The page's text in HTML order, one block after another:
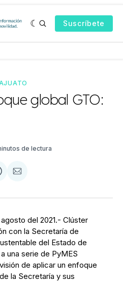
Suscríbete
global GTO:
de lectura
Compartir
Email
del 2021.- Clúster
con la Secretaría de
del Estado de
una serie de PyMES
de aplicar un enfoque
la Secretaría y sus